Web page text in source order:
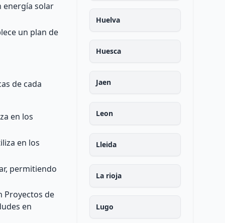
energía solar
un plan de
de cada
en los
en los
permitiendo
Proyectos de
en
Huelva
Huesca
Jaen
Leon
Lleida
La rioja
Lugo